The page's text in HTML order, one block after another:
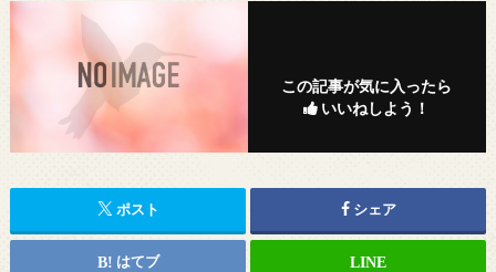
この記事が気に入ったら
いいねしよう！
ポスト シェア
はてブ